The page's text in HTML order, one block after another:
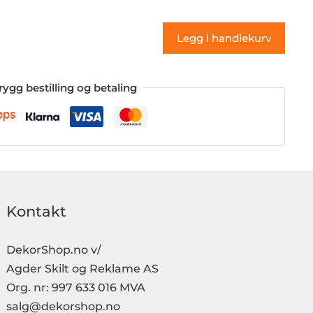
antall
Legg i handlekurv
bestilling og betaling
Kontakt
DekorShop.no v/
Agder Skilt og Reklame AS
Org. nr: 997 633 016 MVA
salg@dekorshop.no